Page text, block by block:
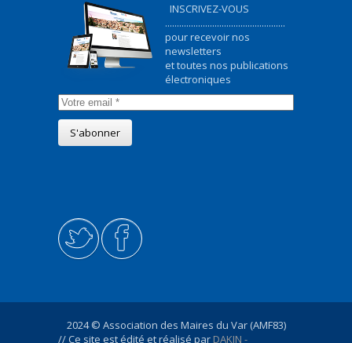
INSCRIVEZ-VOUS
...................................................
pour recevoir nos
newsletters
et toutes nos publications
électroniques
2024 © Association des Maires du Var (AMF83)
// Ce site est édité et réalisé par DAKIN -